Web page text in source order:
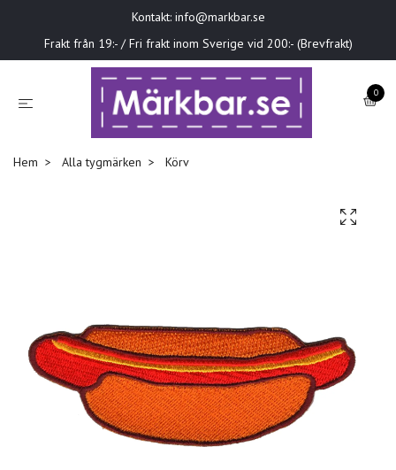
Kontakt: info@markbar.se
Frakt från 19:- / Fri frakt inom Sverige vid 200:- (Brevfrakt)
0
Hem Alla tygmärken Körv